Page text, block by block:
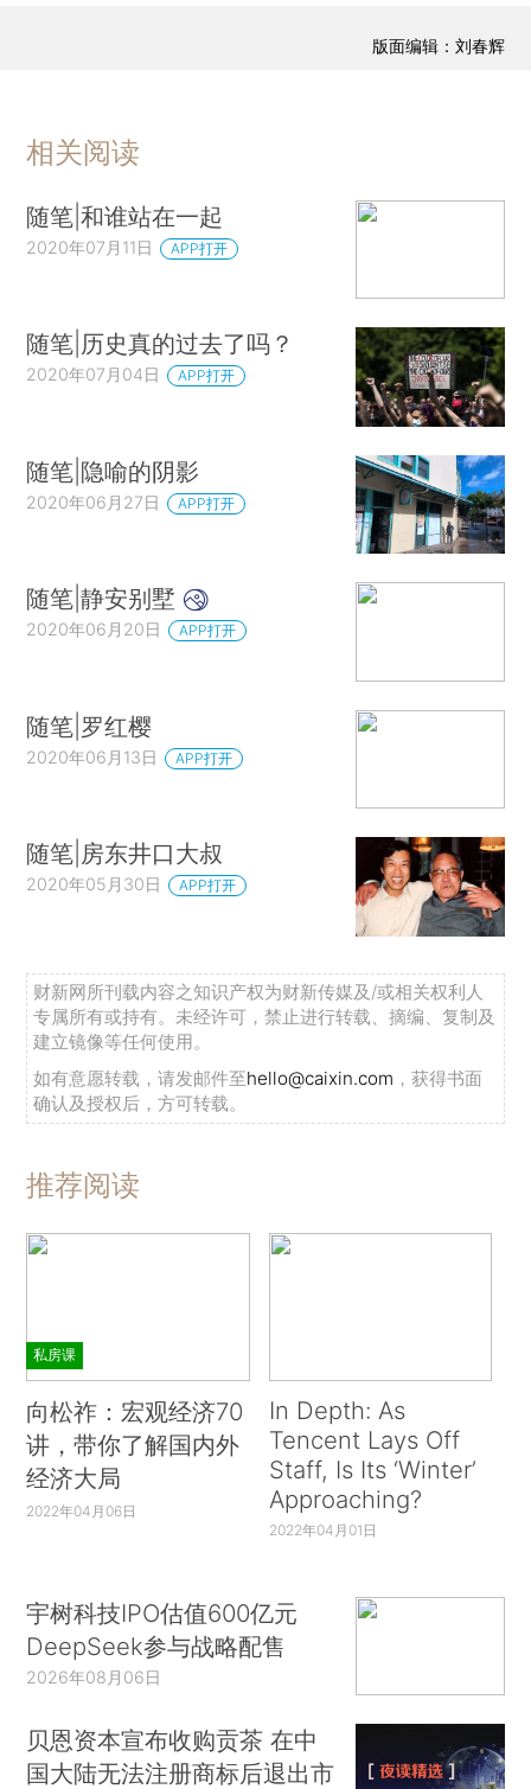
版面编辑：刘春辉
相关阅读
随笔|和谁站在一起
2020年07月11日 APP打开
随笔|历史真的过去了吗？
2020年07月04日 APP打开
随笔|隐喻的阴影
2020年06月27日 APP打开
随笔|静安别墅
2020年06月20日 APP打开
随笔|罗红樱
2020年06月13日 APP打开
随笔|房东井口大叔
2020年05月30日 APP打开
财新网所刊载内容之知识产权为财新传媒及/或相关权利人
专属所有或持有。未经许可，禁止进行转载、摘编、复制及
建立镜像等任何使用。
如有意愿转载，请发邮件至hello@caixin.com ，获得书面
确认及授权后，方可转载。
推荐阅读
私房课
向松祚：宏观经济70
讲，带你了解国内外
经济大局
2022年04月06日
In Depth: As
Tencent Lays Off
Staff, Is Its ‘Winter’
Approaching?
2022年04月01日
宇树科技IPO估值600亿元
DeepSeek参与战略配售
2026年08月06日
贝恩资本宣布收购贡茶 在中
国大陆无法注册商标后退出市